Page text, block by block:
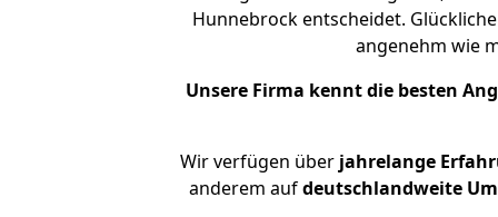
Hunnebrock entscheidet.
angenehm wie
Unsere Firma kennt die besten
Wir verfügen überjahrelange
anderem aufdeutschlandweite